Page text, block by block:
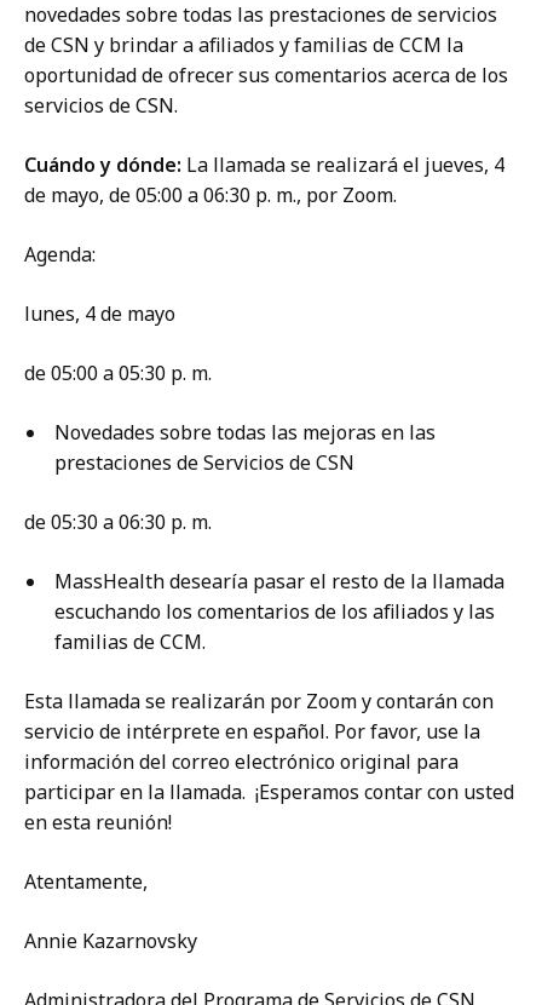
novedades sobre todas las prestaciones de servicios
de CSN y brindar a afiliados y familias de CCM la
oportunidad de ofrecer sus comentarios acerca de los
servicios de CSN.
Cuándo y dónde: La llamada se realizará el jueves, 4
de mayo, de 05:00 a 06:30 p. m., por Zoom.
Agenda:
lunes, 4 de mayo
de 05:00 a 05:30 p. m.
Novedades sobre todas las mejoras en las
prestaciones de Servicios de CSN
de 05:30 a 06:30 p. m.
MassHealth desearía pasar el resto de la llamada
escuchando los comentarios de los afiliados y las
familias de CCM.
Esta llamada se realizarán por Zoom y contarán con
servicio de intérprete en español. Por favor, use la
información del correo electrónico original para
participar en la llamada. ¡Esperamos contar con usted
en esta reunión!
Atentamente,
Annie Kazarnovsky